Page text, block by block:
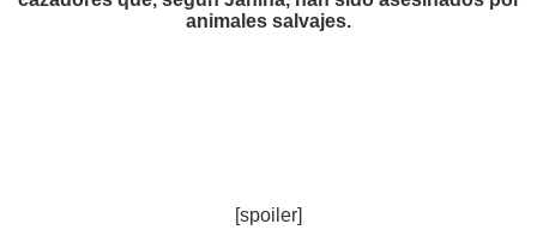
animales salvajes.
[spoiler]